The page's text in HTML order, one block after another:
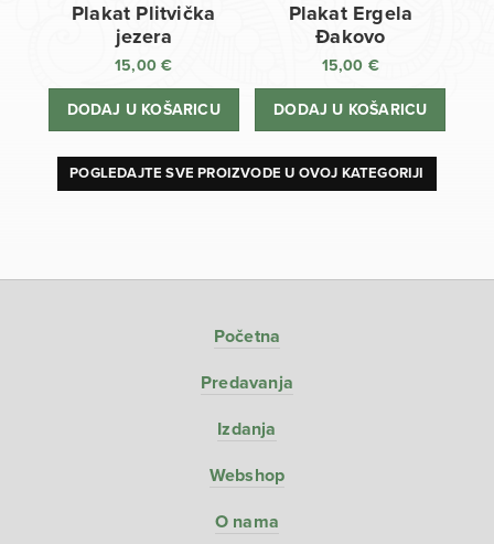
Plakat Plitvička
jezera
15,00€
DODAJ U KOŠARICU
Plakat Ergela
Đakovo
15,00 €
DODAJ U KOŠARICU
POGLEDAJTE SVE PROIZVODE U OVOJ KATEGORIJI
Početna
Predavanja
Izdanja
Webshop
O nama